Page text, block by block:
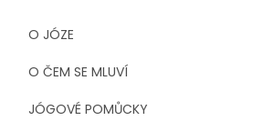
O JÓZE
O ČEM SE MLUVÍ
JÓGOVÉ POMŮCKY